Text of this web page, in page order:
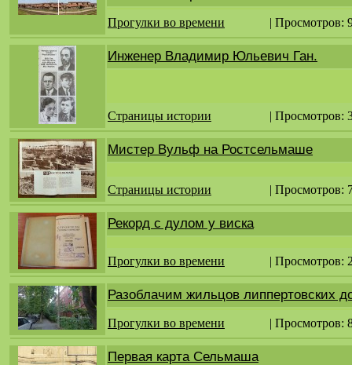
Прогулки во времени | Просмотров:
Инженер Владимир Юльевич Ган.
Страницы истории | Просмотров:
Мистер Вульф на Ростсельмаше
Страницы истории | Просмотров:
Рекорд с дулом у виска
Прогулки во времени | Просмотров:
Разоблачим жильцов липпертовских
Прогулки во времени | Просмотров:
Первая карта Сельмаша